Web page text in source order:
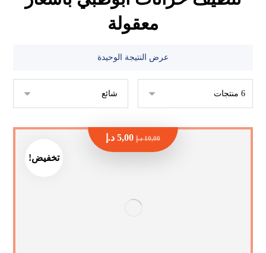
معقولة
عرض النتيجة الوحيدة
تخفيض!
10,00 د.إ 5,00 د.إ